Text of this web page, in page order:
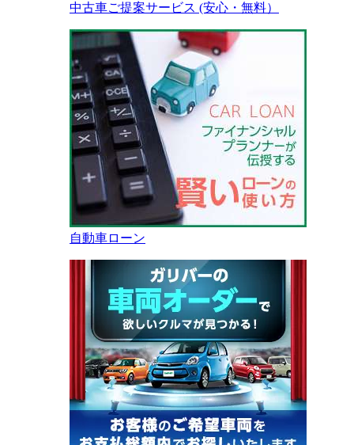
中古車ご提案サービス (安心・無料）
自動車ローン